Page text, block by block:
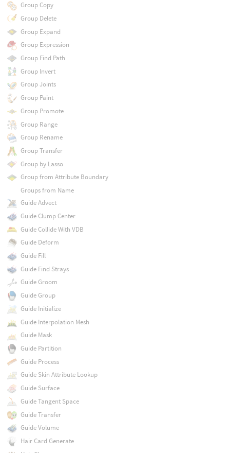
Group Copy
Group Delete
Group Expand
Group Expression
Group Find Path
Group Invert
Group Joints
Group Paint
Group Promote
Group Range
Group Rename
Group Transfer
Group by Lasso
Group from Attribute Boundary
Groups from Name
Guide Advect
Guide Clump Center
Guide Collide With VDB
Guide Deform
Guide Fill
Guide Find Strays
Guide Groom
Guide Group
Guide Initialize
Guide Interpolation Mesh
Guide Mask
Guide Partition
Guide Process
Guide Skin Attribute Lookup
Guide Surface
Guide Tangent Space
Guide Transfer
Guide Volume
Hair Card Generate